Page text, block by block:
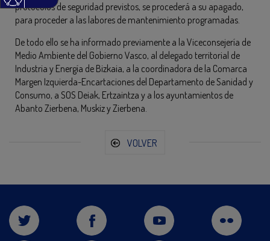
protocolos de seguridad previstos, se procederá a su apagado,
para proceder a las labores de mantenimiento programadas.
De todo ello se ha informado previamente a la Viceconsejería de
Medio Ambiente del Gobierno Vasco, al delegado territorial de
Industria y Energía de Bizkaia, a la coordinadora de la Comarca
Margen Izquierda-Encartaciones del Departamento de Sanidad y
Consumo, a SOS Deiak, Ertzaintza y a los ayuntamientos de
Abanto Zierbena, Muskiz y Zierbena.
VOLVER